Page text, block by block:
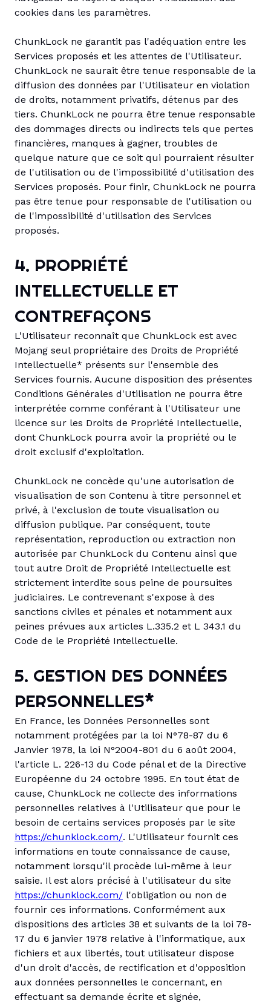
cookies dans les paramètres.
ChunkLock ne garantit pas l'adéquation entre les
Services proposés et les attentes de l'Utilisateur.
ChunkLock ne saurait être tenue responsable de la
diffusion des données par l'Utilisateur en violation
de droits, notamment privatifs, détenus par des
tiers. ChunkLock ne pourra être tenue responsable
des dommages directs ou indirects tels que pertes
financières, manques à gagner, troubles de
quelque nature que ce soit qui pourraient résulter
de l'utilisation ou de l'impossibilité d'utilisation des
Services proposés. Pour finir, ChunkLock ne pourra
pas être tenue pour responsable de l'utilisation ou
de l'impossibilité d'utilisation des Services
proposés.
4. PROPRIÉTÉ
INTELLECTUELLE ET
CONTREFAÇONS
L'Utilisateur reconnaît que ChunkLock est avec
Mojang seul propriétaire des Droits de Propriété
Intellectuelle* présents sur l'ensemble des
Services fournis. Aucune disposition des présentes
Conditions Générales d'Utilisation ne pourra être
interprétée comme conférant à l'Utilisateur une
licence sur les Droits de Propriété Intellectuelle,
dont ChunkLock pourra avoir la propriété ou le
droit exclusif d'exploitation.
ChunkLock ne concède qu'une autorisation de
visualisation de son Contenu à titre personnel et
privé, à l'exclusion de toute visualisation ou
diffusion publique. Par conséquent, toute
représentation, reproduction ou extraction non
autorisée par ChunkLock du Contenu ainsi que
tout autre Droit de Propriété Intellectuelle est
strictement interdite sous peine de poursuites
judiciaires. Le contrevenant s'expose à des
sanctions civiles et pénales et notamment aux
peines prévues aux articles L.335.2 et L 343.1 du
Code de le Propriété Intellectuelle.
5. GESTION DES DONNÉES
PERSONNELLES*
En France, les Données Personnelles sont
notamment protégées par la loi N°78-87 du 6
Janvier 1978, la loi N°2004-801 du 6 août 2004,
l'article L. 226-13 du Code pénal et de la Directive
Européenne du 24 octobre 1995. En tout état de
cause, ChunkLock ne collecte des informations
personnelles relatives à l'Utilisateur que pour le
besoin de certains services proposés par le site
https://chunklock.com/. L'Utilisateur fournit ces
informations en toute connaissance de cause,
notamment lorsqu'il procède lui-même à leur
saisie. Il est alors précisé à l'utilisateur du site
https://chunklock.com/ l'obligation ou non de
fournir ces informations. Conformément aux
dispositions des articles 38 et suivants de la loi 78-
17 du 6 janvier 1978 relative à l'informatique, aux
fichiers et aux libertés, tout utilisateur dispose
d'un droit d'accès, de rectification et d'opposition
aux données personnelles le concernant, en
effectuant sa demande écrite et signée,